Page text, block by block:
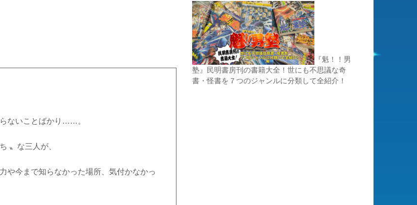
ないことばかり……。
〟な三人が、
や今まで知らなかった場所、気付かなかっ
『魁！！男
塾』民明書房刊の書籍大全！世にも不思議な奇
書・怪書を７つのジャンルに分類して全紹介！